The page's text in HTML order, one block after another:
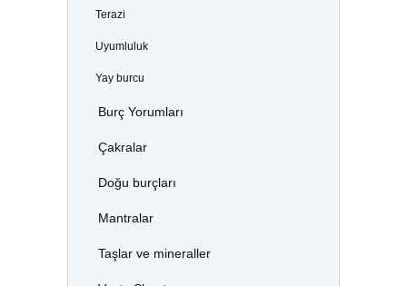
Terazi
Uyumluluk
Yay burcu
Burç Yorumları
Çakralar
Doğu burçları
Mantralar
Taşlar ve mineraller